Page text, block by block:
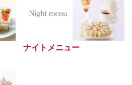
ナイトメニュー